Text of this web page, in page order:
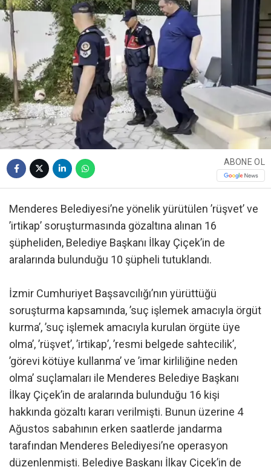
ABONE OL
Menderes Belediyesi’ne yönelik yürütülen ’rüşvet’ ve
’irtikap’ soruşturmasında gözaltına alınan 16
şüpheliden, Belediye Başkanı İlkay Çiçek’in de
aralarında bulunduğu 10 şüpheli tutuklandı.
İzmir Cumhuriyet Başsavcılığı’nın yürüttüğü
soruşturma kapsamında, ’suç işlemek amacıyla örgüt
kurma’, ’suç işlemek amacıyla kurulan örgüte üye
olma’, ’rüşvet’, ’irtikap’, ’resmi belgede sahtecilik’,
’görevi kötüye kullanma’ ve ’imar kirliliğine neden
olma’ suçlamaları ile Menderes Belediye Başkanı
İlkay Çiçek’in de aralarında bulunduğu 16 kişi
hakkında gözaltı kararı verilmişti. Bunun üzerine 4
Ağustos sabahının erken saatlerde jandarma
tarafından Menderes Belediyesi’ne operasyon
düzenlenmişti. Belediye Başkanı İlkay Çiçek’in de